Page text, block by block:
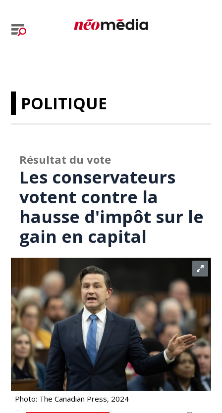
POLITIQUE
Résultat du vote
Les conservateurs
votent contre la
hausse d'impôt sur le
gain en capital
Photo: The Canadian Press, 2024